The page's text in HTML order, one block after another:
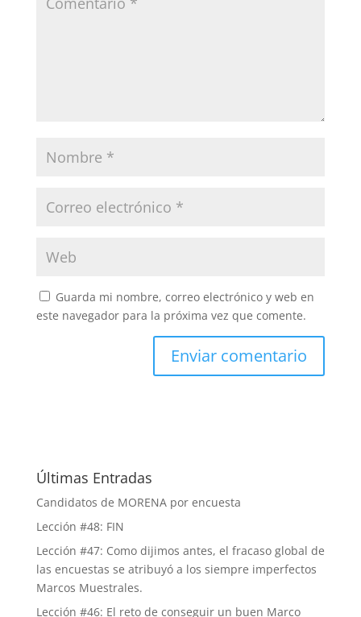
Guarda mi nombre, correo electrónico y web en
este navegador para la próxima vez que comente.
Últimas Entradas
Candidatos de MORENA por encuesta
Lección #48: FIN
Lección #47: Como dijimos antes, el fracaso global de
las encuestas se atribuyó a los siempre imperfectos
Marcos Muestrales.
Lección #46: El reto de conseguir un buen Marco